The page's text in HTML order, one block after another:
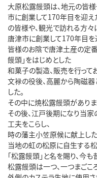
大原松露饅頭は、地元の皆
市に創業して170年目を迎え
の皆様や、観光で訪れる方々
唐津市に創業して170年目を
皆様のお陰で唐津土産の定
饅頭」をはじめとした
和菓子の製造、販売を行って
文禄の役後、高麗から陶磁
した。
その中に焼松露饅頭がありま
その後、江戸後期になり当
工夫をこらし、
時の藩主小笠原候に献上した
当地の虹の松原に自生する
「松露饅頭」と名を賜り、今
松露饅頭は一つ、一つまごこ